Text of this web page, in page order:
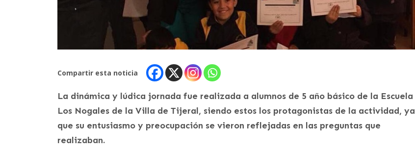
Compartir esta noticia
La dinámica y lúdica jornada fue realizada a alumnos de 5 año básico de la Escuela
Los Nogales de la Villa de Tijeral, siendo estos los protagonistas de la actividad, ya
que su entusiasmo y preocupación se vieron reflejadas en las preguntas que
realizaban.